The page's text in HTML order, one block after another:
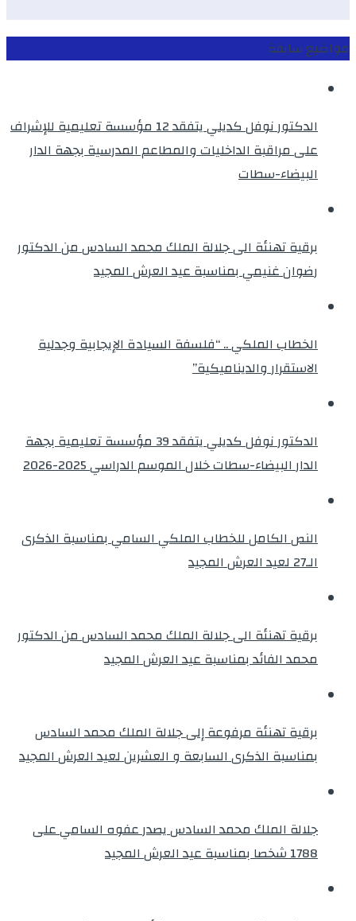
مواضيع سابقة
الدكتور نوفل كديلي يتفقد 12 مؤسسة تعليمية للإشراف
على مراقبة الداخليات والمطاعم المدرسية بجهة الدار
البيضاء-سطات
برقية تهنئة الى جلالة الملك محمد السادس من الدكتور
رضوان غنيمي بمناسبة عيد العرش المجيد
الخطاب الملكي .. “فلسفة السيادة الإيجابية وجدلية
الاستقرار والديناميكية”
الدكتور نوفل كديلي يتفقد 39 مؤسسة تعليمية بجهة
الدار البيضاء-سطات خلال الموسم الدراسي 2025-2026
النص الكامل للخطاب الملكي السامي بمناسبة الذكرى
الـ27 لعيد العرش المجيد
برقية تهنئة الى جلالة الملك محمد السادس من الدكتور
محمد الفائد بمناسبة عيد العرش المجيد
برقية تهنئة مرفوعة إلى جلالة الملك محمد السادس
بمناسبة الذكرى السابعة و العشرين لعيد العرش المجيد
جلالة الملك محمد السادس يصدر عفوه السامي على
1788 شخصا بمناسبة عيد العرش المجيد